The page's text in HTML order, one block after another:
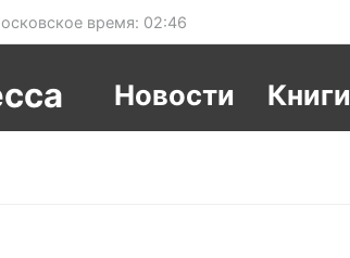
время: 02:46
Новости Книги